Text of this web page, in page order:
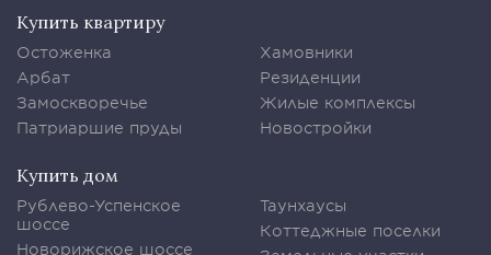
Купить квартиру
Остоженка
Арбат
Замоскворечье
Патриаршие пруды
Хамовники
Резиденции
Жилые комплексы
Новостройки
Купить дом
Рублево-Успенское
шоссе
Новорижское шоссе
Таунхаусы
Коттеджные поселки